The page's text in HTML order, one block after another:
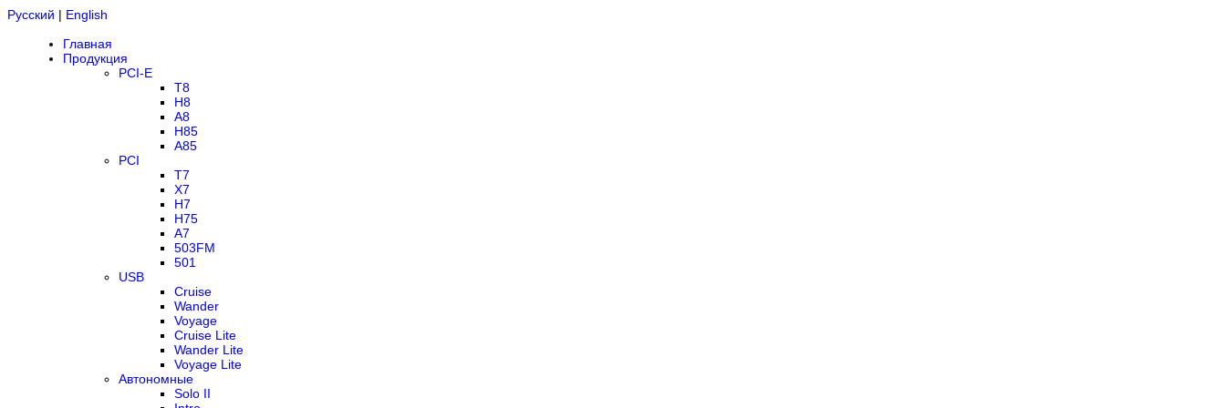
Русский | English
Главная
Продукция
PCI-E
T8
H8
A8
H85
A85
PCI
T7
X7
H7
H75
A7
503FM
501
USB
Cruise
Wander
Voyage
Cruise Lite
Wander Lite
Voyage Lite
Автономные
Solo II